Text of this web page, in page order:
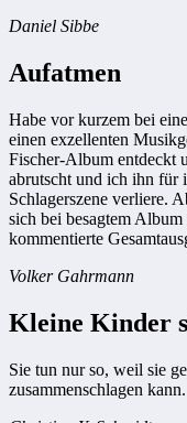
Daniel Sibbe
Aufatmen
Habe vor kurzem bei
einen exzellenten
Fischer-Album entdeckt
abrutscht und ich ihn für
Schlagerszene verliere.
sich bei besagtem
kommentierte
Volker Gahrmann
Kleine Kinder
Sie tun nur so, weil sie
zusammenschlagen kann.